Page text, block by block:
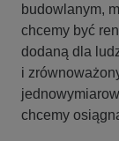
budowlanym,
chcemy być
dodaną dla
i
chcemy